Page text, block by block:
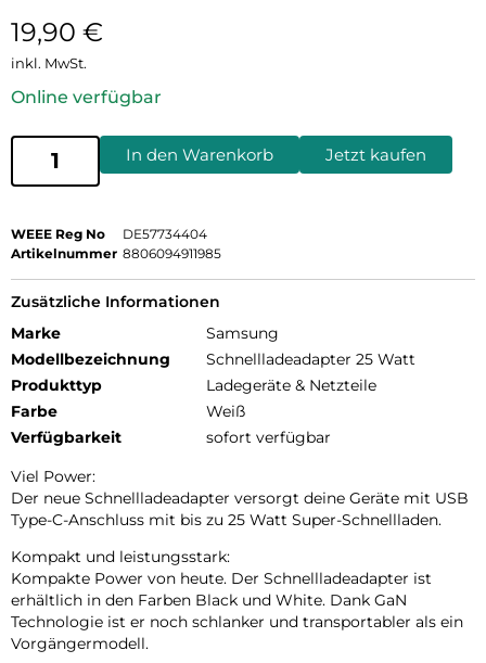
19,90 €
inkl. MwSt.
Online verfügbar
In den Warenkorb Jetzt kaufen
WEEE Reg No
DE57734404
Artikelnummer 8806094911985
Zusätzliche Informationen
Marke
Samsung
Modellbezeichnung
Schnellladeadapter 25 Watt
Produkttyp
Ladegeräte & Netzteile
Farbe
Weiß
Verfügbarkeit
sofort verfügbar
Viel Power:
Der neue Schnellladeadapter versorgt deine Geräte mit USB
Type-C-Anschluss mit bis zu 25 Watt Super-Schnellladen.
Kompakt und leistungsstark:
Kompakte Power von heute. Der Schnellladeadapter ist
erhältlich in den Farben Black und White. Dank GaN
Technologie ist er noch schlanker und transportabler als ein
Vorgängermodell.